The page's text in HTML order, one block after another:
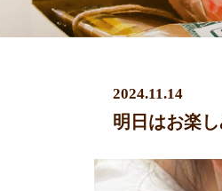
2024.11.14
明日はお楽